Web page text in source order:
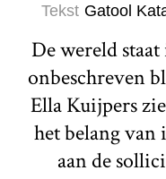
Tekst Gatool
De wereld
onbeschreven
Ella Kuijpers
het belang
aan de